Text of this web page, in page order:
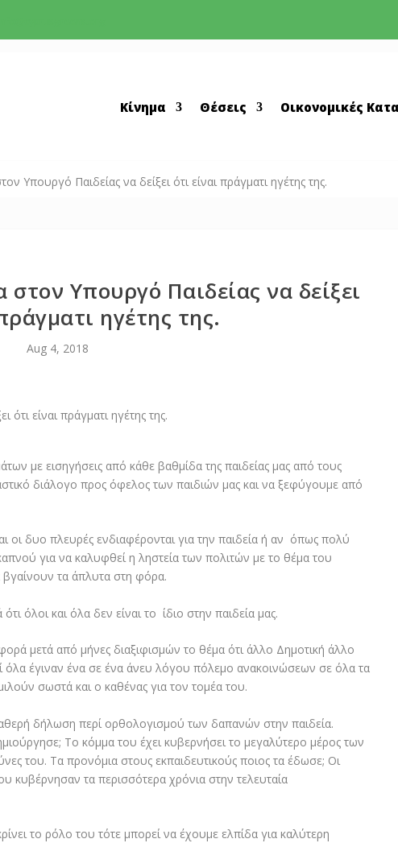
Κίνημα Θέσεις Οικονομικές
Υπουργό Παιδείας να δείξει ότι είναι πράγματι ηγέτης της.
στον Υπουργό Παιδείας να δείξει
ηγέτης της.
Aug 4, 2018
με εισηγήσεις από κάθε βαθμίδα της παιδείας μας από τους
διάλογο προς όφελος των παιδιών μας και να ξεφύγουμε από
οι δυο πλευρές ενδιαφέρονται για την παιδεία ή αν όπως πολύ
για να καλυφθεί η ληστεία των πολιτών με το θέμα του
βγαίνουν τα άπλυτα στη φόρα.
όλοι και όλα δεν είναι το ίδιο στην παιδεία μας.
μετά από μήνες διαξιφισμών το θέμα ότι άλλο Δημοτική άλλο
όλα έγιναν ένα σε ένα άνευ λόγου πόλεμο ανακοινώσεων σε όλα τα
σωστά και ο καθένας για τον τομέα του.
δήλωση περί ορθολογισμού των δαπανών στην παιδεία.
Το κόμμα του έχει κυβερνήσει το μεγαλύτερο μέρος των
του. Τα προνόμια στους εκπαιδευτικούς ποιος τα έδωσε; Οι
κυβέρνησαν τα περισσότερα χρόνια στην τελευταία
το ρόλο του τότε μπορεί να έχουμε ελπίδα για καλύτερη